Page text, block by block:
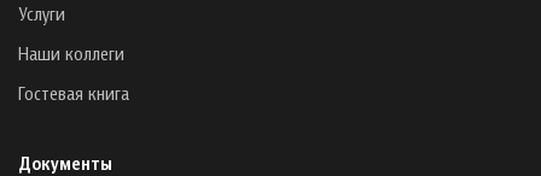
Услуги
Наши коллеги
Гостевая книга
Документы